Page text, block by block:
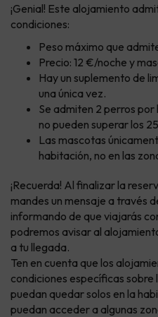
¡Genial! Este alojamiento
condiciones:
Peso máximo que
Precio: 12 €/noche y
Hay un suplemento de
una única vez.
Se admiten 2 perros
no pueden superar los
Las mascotas
habitación, no en las
¡Recuerda! Al finalizar la
mandes un mensaje a través
informando de que viajarás
podremos avisar al
a tu llegada.
Ten en cuenta que los
condiciones específicas sobre
puedan quedar solos en la
puedan acceder a algunas